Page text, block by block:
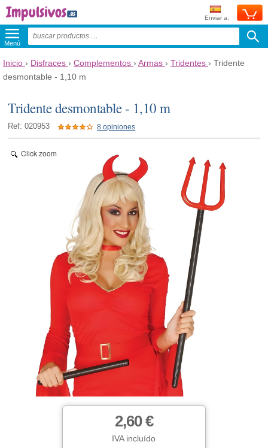
Enviar a:
Menú
Inicio › Disfraces › Complementos › Armas › Tridentes › Tridente
desmontable - 1,10 m
Tridente desmontable - 1,10 m
Ref: 020953 8 opiniones
Click zoom
2,60 €
IVA incluído